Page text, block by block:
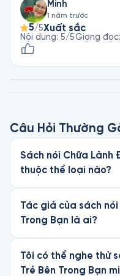
Minh
1 năm trước
5/5Xuất sắc
Nội dung: 5/5Giọng đọc:
Câu Hỏi Thường
Sách nói Chữa Lành
thuộc thể loại nào?
Tác giả của sách
Trong Bạn là ai?
Tôi có thể nghe thử
Trẻ Bên Trong Bạn